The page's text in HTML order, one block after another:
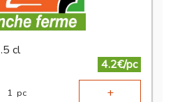
cl
4.2€/pc
1 pc +